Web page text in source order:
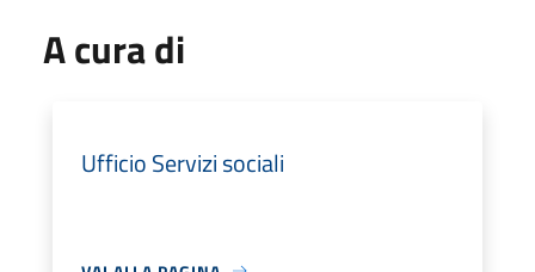
A cura di
Ufficio Servizi sociali